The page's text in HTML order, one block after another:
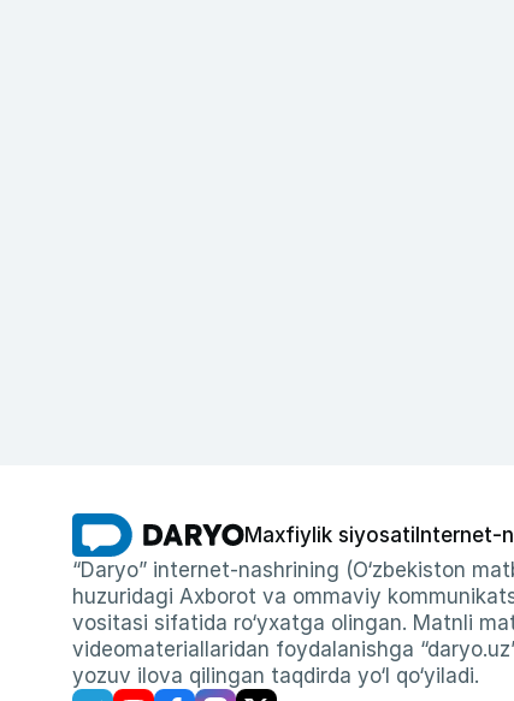
Maxfiylik siyosati Internet-
“Daryo” internet-nashrining (O‘zbekiston
huzuridagi Axborot va ommaviy
vositasi sifatida ro‘yxatga olingan. Matnli
videomateriallaridan foydalanishga
yozuv ilova qilingan taqdirda yo‘l qo‘yiladi.